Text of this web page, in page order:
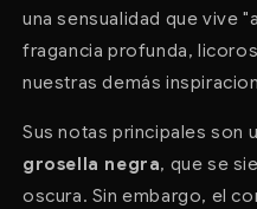
una sensualidad que vive
fragancia profunda,
nuestras demás
Sus notas principales son
grosella negra, que se
oscura. Sin embargo, el